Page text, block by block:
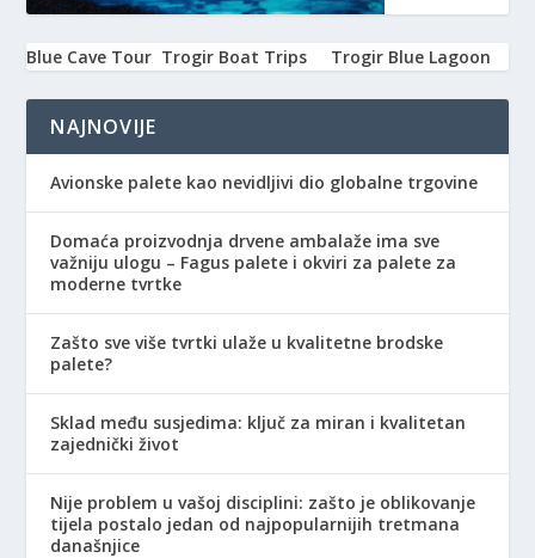
Blue Cave Tour Trogir Boat Trips Trogir Blue Lagoon
NAJNOVIJE
Avionske palete kao nevidljivi dio globalne trgovine
Domaća proizvodnja drvene ambalaže ima sve
važniju ulogu – Fagus palete i okviri za palete za
moderne tvrtke
Zašto sve više tvrtki ulaže u kvalitetne brodske
palete?
Sklad među susjedima: ključ za miran i kvalitetan
zajednički život
Nije problem u vašoj disciplini: zašto je oblikovanje
tijela postalo jedan od najpopularnijih tretmana
današnjice